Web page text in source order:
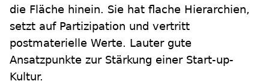
die Fläche hinein. Sie hat flache Hierarchien,
setzt auf Partizipation und vertritt
postmaterielle Werte. Lauter gute
Ansatzpunkte zur Stärkung einer Start-up-
Kultur.